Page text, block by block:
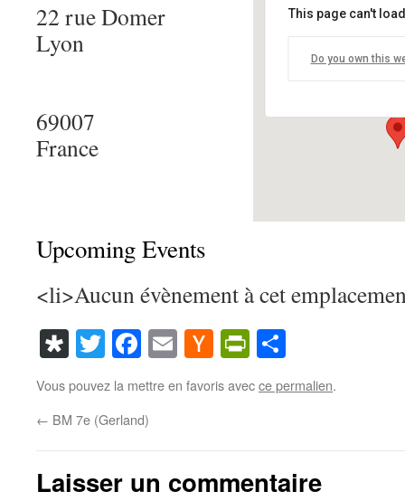
This page can't
Do you own this
22 rue Domer
Lyon
69007
France
Upcoming Events
<li>Aucun évènement à cet
Diaspora
TwitterFacebook
EmailHacker
News
PrintFriendly
Vous pouvez la mettre en favoris avecce permalien.
← BM 7e (Gerland)
Laisser un commentaire